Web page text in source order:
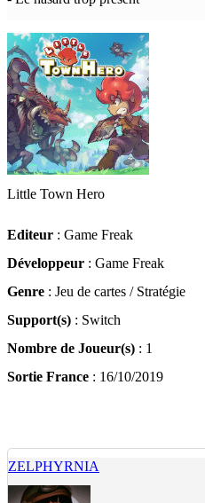
Little Town Hero
Editeur : Game Freak
Développeur : Game Freak
Genre : Jeu de cartes / Stratégie
Support(s) : Switch
Nombre de Joueur(s) : 1
Sortie France : 16/10/2019
ZELPHYRNIA